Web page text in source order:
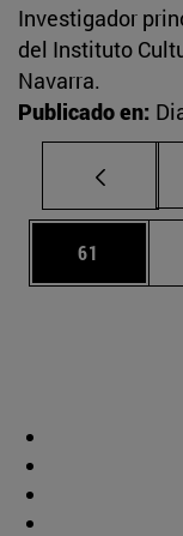
Investigador
del Instituto
Navarra.
Publicado en:
Página
61